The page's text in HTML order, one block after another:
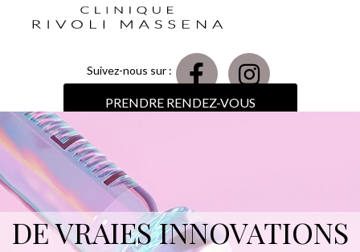
Suivez-nous sur :
PRENDRE RENDEZ-VOUS
DE VRAIES INNOVATIONS